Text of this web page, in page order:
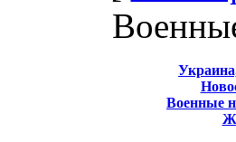
Военные